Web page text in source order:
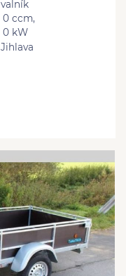
valník
0 ccm,
0 kW
Jihlava